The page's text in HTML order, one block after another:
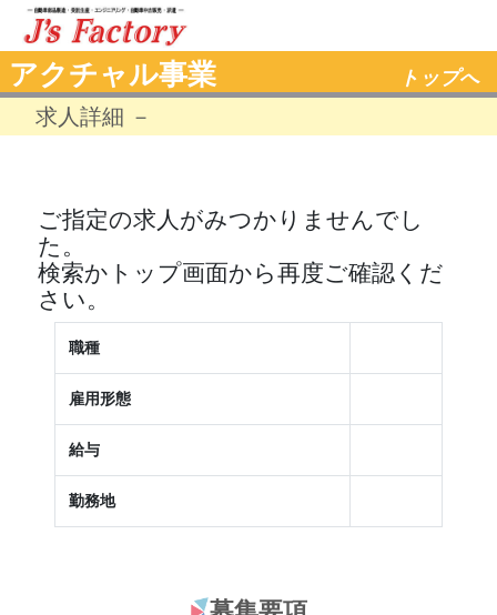
アクチャル事業 トップへ
求人詳細 －
ご指定の求人がみつかりませんでし
た。
検索かトップ画面から再度ご確認くだ
さい。
職種
雇用形態
給与
勤務地